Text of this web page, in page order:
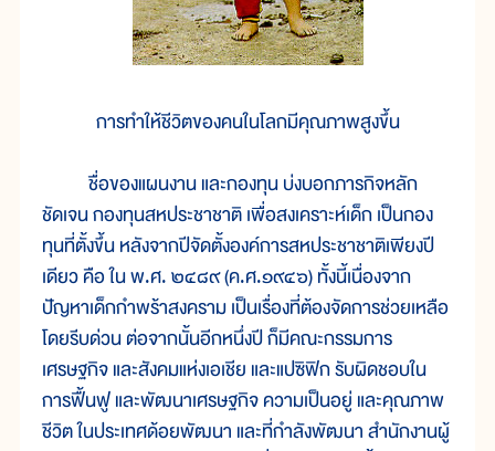
การทำให้ชีวิตของคนในโลกมีคุณภาพสูงขึ้น
ชื่อของแผนงาน และกองทุน บ่งบอกภารกิจหลัก
ชัดเจน กองทุนสหประชาชาติ เพื่อสงเคราะห์เด็ก เป็นกอง
ทุนที่ตั้งขึ้น หลังจากปีจัดตั้งองค์การสหประชาชาติเพียงปี
เดียว คือ ใน พ.ศ. ๒๔๘๙ (ค.ศ.๑๙๔๖) ทั้งนี้เนื่องจาก
ปัญหาเด็กกำพร้าสงคราม เป็นเรื่องที่ต้องจัดการช่วยเหลือ
โดยรีบด่วน ต่อจากนั้นอีกหนึ่งปี ก็มีคณะกรรมการ
เศรษฐกิจ และสังคมแห่งเอเชีย และแปซิฟิก รับผิดชอบใน
การฟื้นฟู และพัฒนาเศรษฐกิจ ความเป็นอยู่ และคุณภาพ
ชีวิต ในประเทศด้อยพัฒนา และที่กำลังพัฒนา สำนักงานผู้